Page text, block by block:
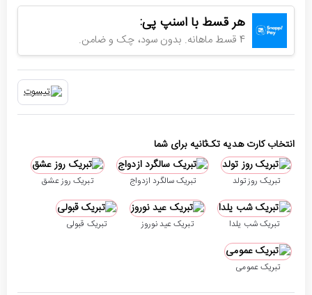
اتمام موجودی
هر قسط با اسنپ پی:
4 قسط ماهانه. بدون سود، چک و ضامن.
انتخاب کارت هدیه تک‌ثانیه برای شما
تبریک روز تولد تبریک سالگرد ازدواج تبریک روز عشق
تبریک شب یلدا تبریک عید نوروز تبریک قبولی
تبریک عمومی